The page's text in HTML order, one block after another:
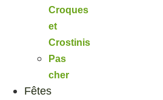
Croques
et
Crostinis
Pas
cher
Fêtes